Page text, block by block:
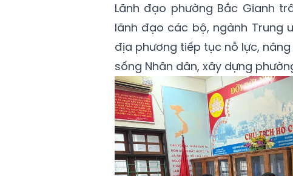
Lãnh đạo phường Bắc Gianh
lãnh đạo các bộ, ngành Trung
địa phương tiếp tục nỗ lực,
sống Nhân dân, xây dựng